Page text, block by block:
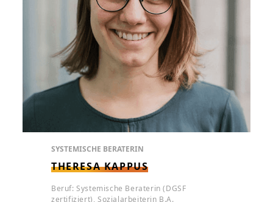
SYSTEMISCHE BERATERIN
THERESA KAPPUS
Beruf: Systemische Beraterin (DGSF
zertifiziert), Sozialarbeiterin B.A.